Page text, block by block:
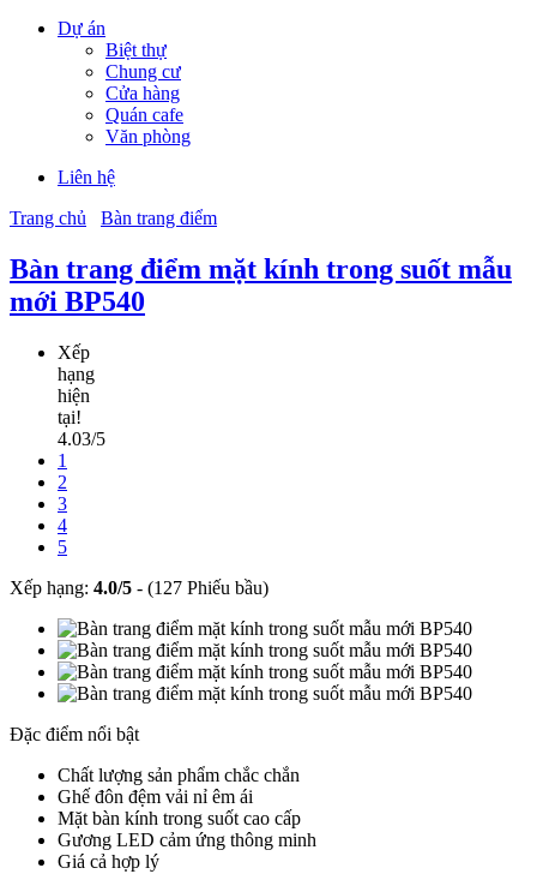
Dự án
Biệt thự
Chung cư
Cửa hàng
Quán cafe
Văn phòng
Liên hệ
Trang chủ
Bàn trang điểm
Bàn trang điểm mặt kính trong suốt mẫu
mới BP540
Xếp
hạng
hiện
tại!
4.03/5
1
2
3
4
5
Xếp hạng: 4.0/5 - (127 Phiếu bầu)
Đặc điểm nổi bật
Chất lượng sản phẩm chắc chắn
Ghế đôn đệm vải nỉ êm ái
Mặt bàn kính trong suốt cao cấp
Gương LED cảm ứng thông minh
Giá cả hợp lý